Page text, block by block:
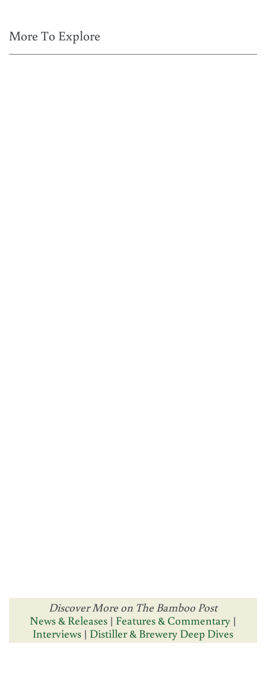
More To Explore
Discover More on The Bamboo Post
News & Releases | Features & Commentary |
Interviews | Distiller & Brewery Deep Dives